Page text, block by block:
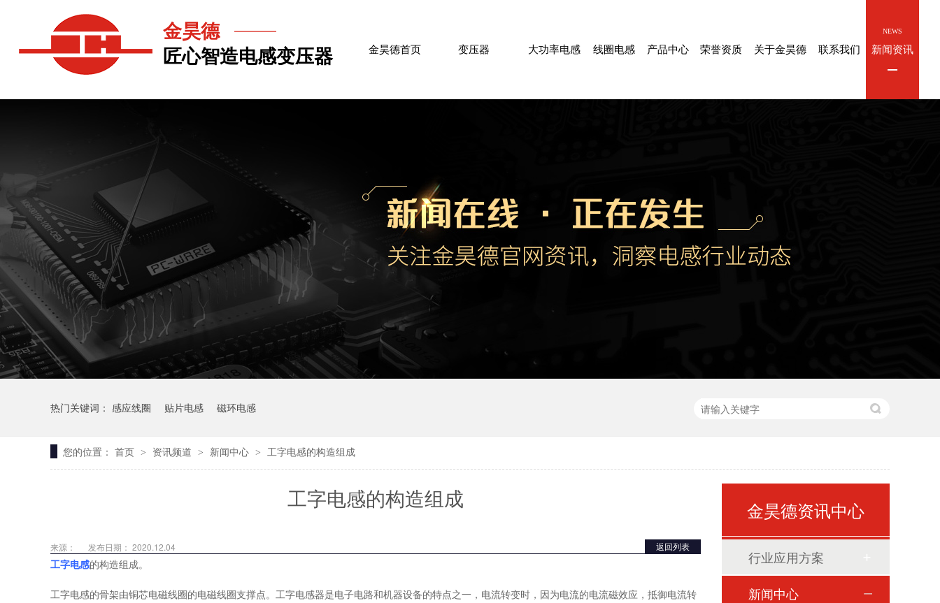
金昊德
匠心智造电感变压器
金昊德首页 变压器 大功率电感 线圈电感 产品中心 荣誉资质 关于金昊德 联系我们
NEWS
新闻资讯
热门关键词： 感应线圈 贴片电感 磁环电感
您的位置： 首页 > 资讯频道 > 新闻中心 > 工字电感的构造组成
工字电感的构造组成
返回列表
来源： 发布日期： 2020.12.04
工字电感的构造组成。
工字电感的骨架由铜芯电磁线圈的电磁线圈支撑点。工字电感器是电子电路和机器设备的特点之一，电流转变时，因为电流的电流磁效应，抵御电流转
金昊德资讯中心
行业应用方案
新闻中心
工字芯电感定制采购厂家